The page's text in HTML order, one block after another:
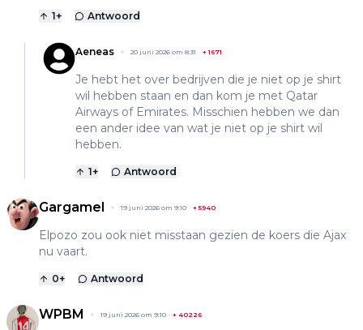
1+ Antwoord
Aeneas 20 juni 2026 om 8:31 +1671
Je hebt het over bedrijven die je niet op je shirt
wil hebben staan en dan kom je met Qatar
Airways of Emirates. Misschien hebben we dan
een ander idee van wat je niet op je shirt wil
hebben.
1+ Antwoord
Gargamel 19 juni 2026 om 9:10 +5940
Elpozo zou ook niet misstaan gezien de koers die Ajax
nu vaart.
0+ Antwoord
WPBM 19 juni 2026 om 9:10 + 40226